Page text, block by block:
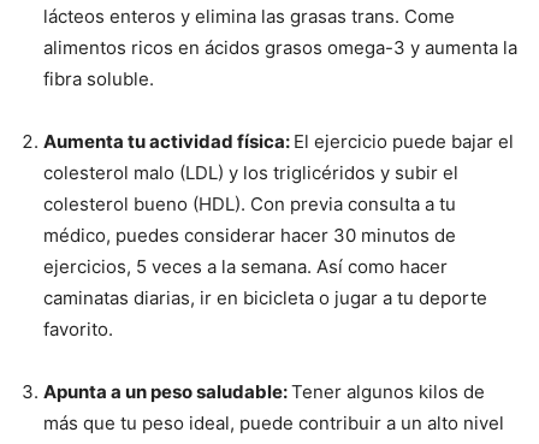
lácteos enteros y elimina las grasas trans. Come
alimentos ricos en ácidos grasos omega-3 y aumenta la
fibra soluble.
Aumenta tu actividad física: El ejercicio puede bajar el
colesterol malo (LDL) y los triglicéridos y subir el
colesterol bueno (HDL). Con previa consulta a tu
médico, puedes considerar hacer 30 minutos de
ejercicios, 5 veces a la semana. Así como hacer
caminatas diarias, ir en bicicleta o jugar a tu deporte
favorito.
Apunta a un peso saludable:Tener algunos kilos de
más que tu peso ideal, puede contribuir a un alto nivel